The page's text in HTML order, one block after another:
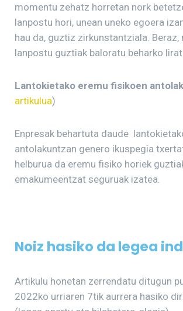
momentu zehatz horretan nork
lanpostu hori, unean uneko egoera
hau da, guztiz zirkunstantziala. Beraz,
lanpostu guztiak baloratu beharko
Lantokietako eremu fisikoen
artikulua)
Enpresak behartuta daude
antolakuntzan genero ikuspegia
helburua da eremu fisiko horiek
emakumeentzat seguruak izatea.
Noiz hasiko da legea
Artikulu honetan zerrendatu ditugun
2022ko urriaren 7tik aurrera hasiko